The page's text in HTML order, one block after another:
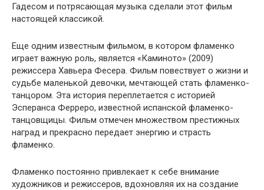
Гадесом и потрясающая музыка сделали этот фильм
настоящей классикой.
Еще одним известным фильмом, в котором фламенко
играет важную роль, является «Каминото» (2009)
режиссера Хавьера Фесера. Фильм повествует о жизни и
судьбе маленькой девочки, мечтающей стать фламенко-
танцором. Эта история переплетается с историей
Эсперанса Ферреро, известной испанской фламенко-
танцовщицы. Фильм отмечен множеством престижных
наград и прекрасно передает энергию и страсть
фламенко.
Фламенко постоянно привлекает к себе внимание
художников и режиссеров, вдохновляя их на создание